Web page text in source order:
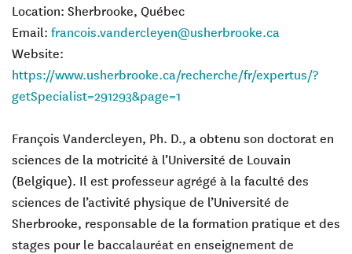
Location: Sherbrooke, Québec
Email: francois.vandercleyen@usherbrooke.ca
Website:
https://www.usherbrooke.ca/recherche/fr/expertus/?
getSpecialist=291293&page=1
François Vandercleyen, Ph. D., a obtenu son doctorat en
sciences de la motricité à l’Université de Louvain
(Belgique). Il est professeur agrégé à la faculté des
sciences de l’activité physique de l’Université de
Sherbrooke, responsable de la formation pratique et des
stages pour le baccalauréat en enseignement de